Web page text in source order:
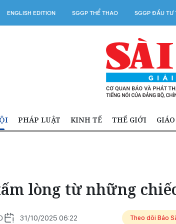
ENGLISH EDITION SGGP THỂ THAO SGGP ĐẦU TƯ
PHÁP LUẬT KINH TẾ THẾ GIỚI
lòng từ những
31/10/2025 06:22 Theo dõi Báo